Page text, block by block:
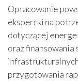
Opracowanie
ekspercki na
dotyczącej
oraz
przygotowania